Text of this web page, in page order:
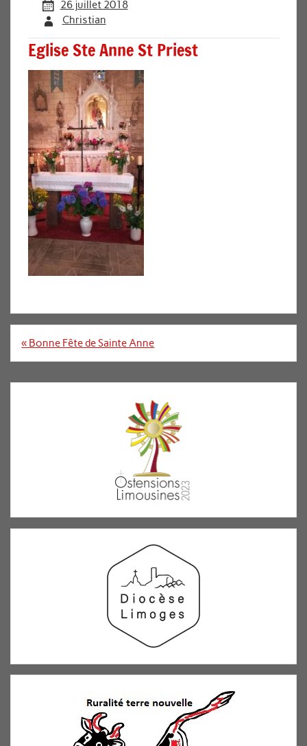
26 juillet 2018
Christian
Eglise Ste Anne St Priest
Navigation
« Bonne Fête de Sainte Anne